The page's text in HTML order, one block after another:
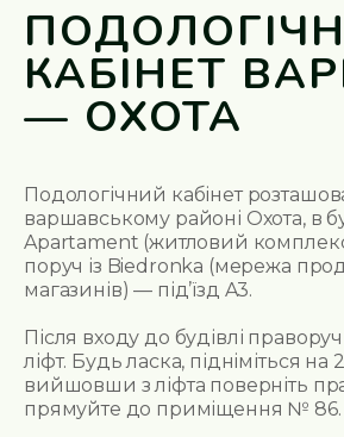
КАБІНЕТ
— ОХОТА
Подологічний кабінет
варшавському районі Охота, в
Apartament (житловий
поруч із Biedronka (мережа
магазинів) — під’їзд A3.
Після входу до будівлі
ліфт. Будь ласка, підніміться на
вийшовши з ліфта поверніть
прямуйте до приміщення № 86.